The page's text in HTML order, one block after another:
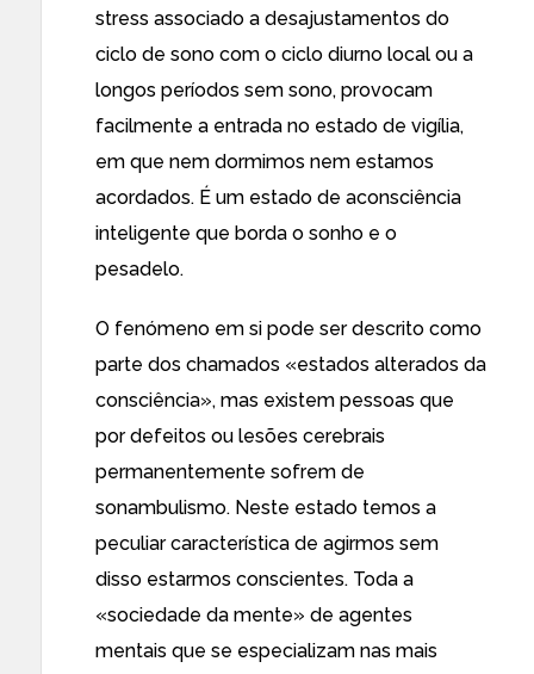
stress associado a desajustamentos do
ciclo de sono com o ciclo diurno local ou a
longos períodos sem sono, provocam
facilmente a entrada no estado de vigília,
em que nem dormimos nem estamos
acordados. É um estado de aconsciência
inteligente que borda o sonho e o
pesadelo.
O fenómeno em si pode ser descrito como
parte dos chamados «estados alterados da
consciência», mas existem pessoas que
por defeitos ou lesões cerebrais
permanentemente sofrem de
sonambulismo. Neste estado temos a
peculiar característica de agirmos sem
disso estarmos conscientes. Toda a
«sociedade da mente» de agentes
mentais que se especializam nas mais